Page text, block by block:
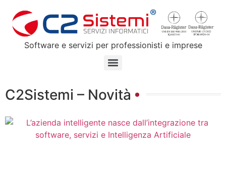
Software e servizi per professionisti e imprese
C2Sistemi – Novità